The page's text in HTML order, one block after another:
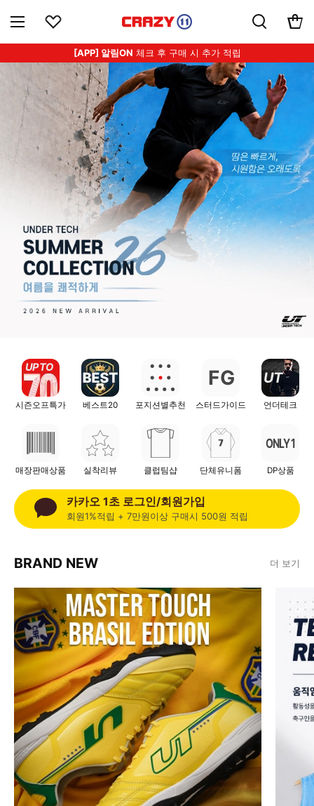
[APP] 알림ON 체크 후 구매 시 추가 적립
UP TO
시즌오프특가 베스트20 포지션별추천
FG
스터드가이드
UT
언더테크
매장판매상품 실착리뷰 클럽팀샵 단체유니폼
ONLY 1
DP상품
카카오 1초 로그인/회원가입
회원1%적립 + 7만원이상 구매시 500원 적립
BRAND NEW 더 보기